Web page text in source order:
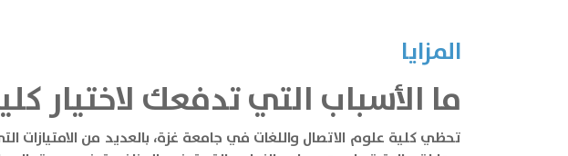
المزايا
ما الأسباب التي تدفعك لاختيار
تحظي كلية علوم الاتصال واللغات في جامعة غزة، بالعديد من